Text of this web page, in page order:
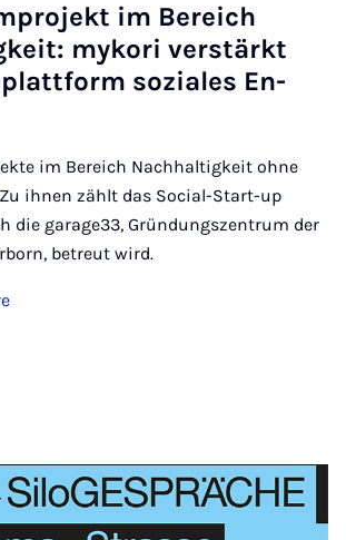
im Bereich
mykori ver­stärkt
soziales En­
im Bereich Nachhaltigkeit ohne
ihnen zählt das Social-Start-up
die garage33, Gründungszentrum der
betreut wird.